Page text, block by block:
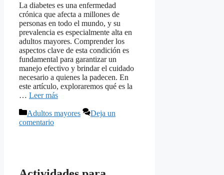
La diabetes es una enfermedad
crónica que afecta a millones de
personas en todo el mundo, y su
prevalencia es especialmente alta en
adultos mayores. Comprender los
aspectos clave de esta condición es
fundamental para garantizar un
manejo efectivo y brindar el cuidado
necesario a quienes la padecen. En
este artículo, exploraremos qué es la
… Leer más
Categorías
Adultos mayores
Deja un
comentario